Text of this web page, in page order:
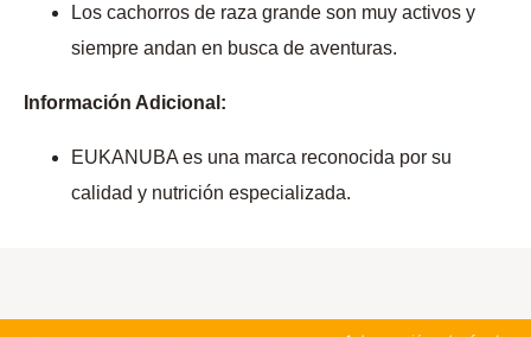
Los cachorros de raza grande son muy activos y
siempre andan en busca de aventuras.
Información Adicional:
EUKANUBA es una marca reconocida por su
calidad y nutrición especializada.